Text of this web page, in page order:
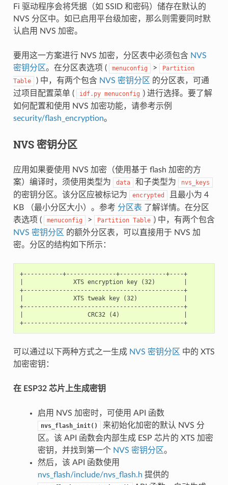
Fi 驱动程序会将凭据（如 SSID 和密码）储存在默认的
NVS 分区中。如已启用平台级加密，那么则需要同时默
认启用 NVS 加密。
要用这一方案进行 NVS 加密，分区表中必须包含 NVS
密钥分区。在分区表选项 ( menuconfig >
Partition
Table
) 中，有两个包含 NVS 密钥分区 的分区表，可通
过项目配置菜单 (
idf.py menuconfig ) 进行选择。要了解
如何配置和使用 NVS 加密功能，请参考示例
security/flash_encryption。
NVS 密钥分区
应用如果要使用 NVS 加密（使用基于 flash 加密的方
案）编译时，须使用类型为
data 和子类型为 nvs_keys
的密钥分区。该分区应被标记为 encrypted
且最小为 4
KB （最小分区大小）。参考 分区表 了解详情。在分区
表选项 (
menuconfig > Partition Table ) 中，有两个包含
NVS 密钥分区 的额外分区表，可以直接用于 NVS 加
密。分区的结构如下所示：
+-----------+--------------+-------------+----+
|              XTS encryption key (32)        |
+---------------------------------------------+
|              XTS tweak key (32)             |
+---------------------------------------------+
|                  CRC32 (4)                  |
+---------------------------------------------+
可以通过以下两种方式之一生成 NVS 密钥分区 中的 XTS
加密密钥：
在 ESP32 芯片上生成密钥
启用 NVS 加密时，可使用 API 函数
nvs_flash_init()
来初始化加密的默认 NVS 分
区。该 API 函数会内部生成 ESP 芯片的 XTS 加密
密钥，并找到第一个 NVS 密钥分区。
然后，该 API 函数使用
nvs_flash/include/nvs_flash.h 提供的